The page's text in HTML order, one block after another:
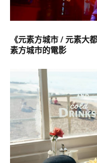
《元素方城市 / 元素大
素方城市的電影